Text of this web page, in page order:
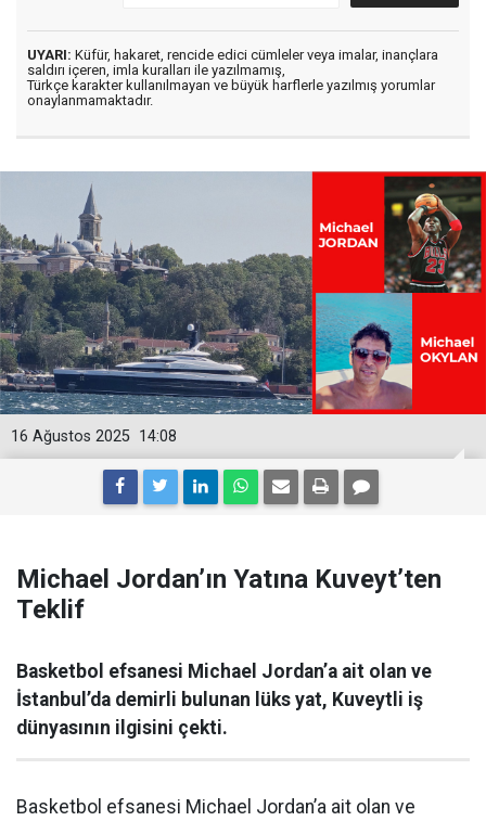
UYARI: Küfür, hakaret, rencide edici cümleler veya imalar, inançlara
saldırı içeren, imla kuralları ile yazılmamış,
Türkçe karakter kullanılmayan ve büyük harflerle yazılmış yorumlar
onaylanmamaktadır.
14:08
16 Ağustos 2025
Michael Jordan’ın Yatına Kuveyt’ten
Teklif
Basketbol efsanesi Michael Jordan’a ait olan ve
İstanbul’da demirli bulunan lüks yat, Kuveytli iş
dünyasının ilgisini çekti.
Basketbol efsanesi Michael Jordan’a ait olan ve